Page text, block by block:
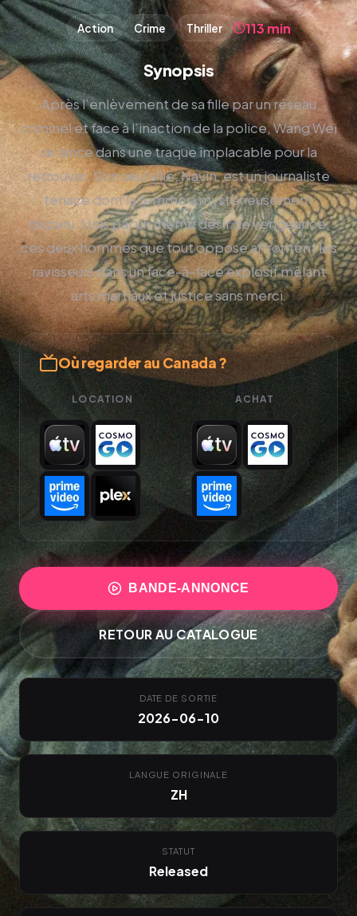
Action Crime Thriller 113 min
Synopsis
Après l’enlèvement de sa fille par un réseau
criminel et face à l’inaction de la police, Wang Wei
se lance dans une traque implacable pour la
retrouver. Son seul allié, Navin, est un journaliste
tenace dont la femme a mystérieusement
disparu. Unis par un même désir de vengeance,
ces deux hommes que tout oppose affrontent les
ravisseurs dans un face-à-face explosif mêlant
arts martiaux et justice sans merci.
Où regarder au Canada ?
LOCATION ACHAT
BANDE-ANNONCE
RETOUR AU CATALOGUE
DATE DE SORTIE
2026-06-10
LANGUE ORIGINALE
ZH
STATUT
Released